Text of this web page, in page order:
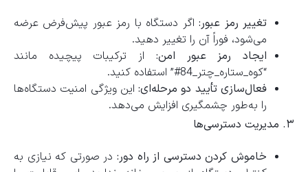
تغییر رمز عبور:اگر دستگاه با رمز عبور پیش‌فرض عرضه
می‌شود، فوراً آن را تغییر دهید.
ایجاد رمز عبور امن: از ترکیبات پیچیده مانند
“کوه_ستاره_چتر_84#” استفاده کنید.
فعال‌سازی تأیید دو مرحله‌ای:این ویژگی امنیت دستگاه‌ها
را به‌طور چشمگیری افزایش می‌دهد.
۳. مدیریت دسترسی‌ها
خاموش کردن دسترسی از راه دور: در صورتی که نیازی به